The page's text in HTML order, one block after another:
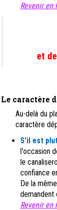
Revenir en
et
Le caractère
Au-delà du
caractère
S'il est
l'occasion
le
confiance
De la
demandent
Revenir en